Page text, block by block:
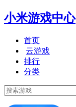
小米游戏中心
首页
云游戏
排行
分类